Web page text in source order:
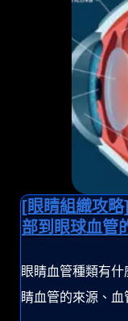
[眼睛組織攻
部到眼球血管
眼睛血管種類有
睛血管的來源、血